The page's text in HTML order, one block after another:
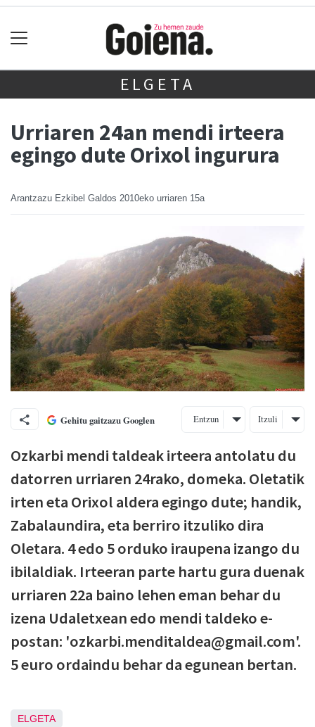
ELGETA
Urriaren 24an mendi irteera
egingo dute Orixol ingurura
Arantzazu Ezkibel Galdos 2010eko urriaren 15a
Gehitu gaitzazu Googlen Entzun Itzuli
Ozkarbi mendi taldeak irteera antolatu du
datorren urriaren 24rako, domeka. Oletatik
irten eta Orixol aldera egingo dute; handik,
Zabalaundira, eta berriro itzuliko dira
Oletara. 4 edo 5 orduko iraupena izango du
ibilaldiak. Irteeran parte hartu gura duenak
urriaren 22a baino lehen eman behar du
izena Udaletxean edo mendi taldeko e-
postan: 'ozkarbi.menditaldea@gmail.com'.
5 euro ordaindu behar da egunean bertan.
ELGETA